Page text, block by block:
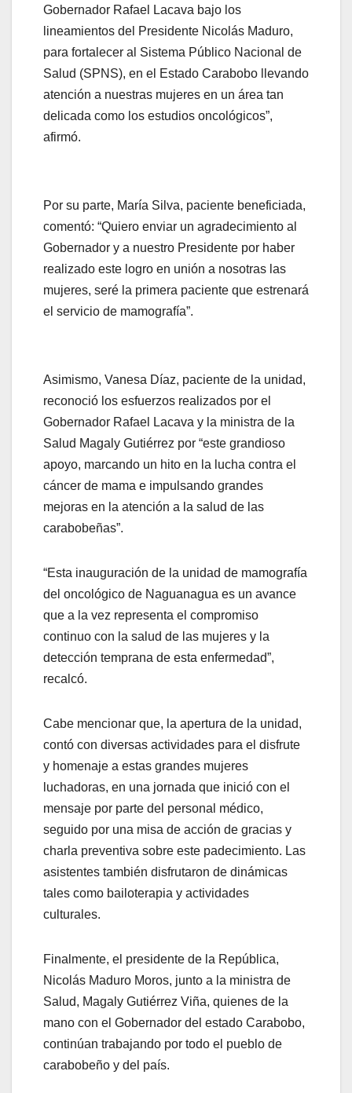
Gobernador Rafael Lacava bajo los
lineamientos del Presidente Nicolás Maduro,
para fortalecer al Sistema Público Nacional de
Salud (SPNS), en el Estado Carabobo llevando
atención a nuestras mujeres en un área tan
delicada como los estudios oncológicos”,
afirmó.
Por su parte, María Silva, paciente beneficiada,
comentó: “Quiero enviar un agradecimiento al
Gobernador y a nuestro Presidente por haber
realizado este logro en unión a nosotras las
mujeres, seré la primera paciente que estrenará
el servicio de mamografía”.
Asimismo, Vanesa Díaz, paciente de la unidad,
reconoció los esfuerzos realizados por el
Gobernador Rafael Lacava y la ministra de la
Salud Magaly Gutiérrez por “este grandioso
apoyo, marcando un hito en la lucha contra el
cáncer de mama e impulsando grandes
mejoras en la atención a la salud de las
carabobeñas”.
“Esta inauguración de la unidad de mamografía
del oncológico de Naguanagua es un avance
que a la vez representa el compromiso
continuo con la salud de las mujeres y la
detección temprana de esta enfermedad”,
recalcó.
Cabe mencionar que, la apertura de la unidad,
contó con diversas actividades para el disfrute
y homenaje a estas grandes mujeres
luchadoras, en una jornada que inició con el
mensaje por parte del personal médico,
seguido por una misa de acción de gracias y
charla preventiva sobre este padecimiento. Las
asistentes también disfrutaron de dinámicas
tales como bailoterapia y actividades
culturales.
Finalmente, el presidente de la República,
Nicolás Maduro Moros, junto a la ministra de
Salud, Magaly Gutiérrez Viña, quienes de la
mano con el Gobernador del estado Carabobo,
continúan trabajando por todo el pueblo de
carabobeño y del país.